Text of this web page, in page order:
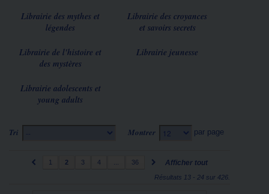
Librairie des mythes et
légendes
Librairie des croyances
et savoirs secrets
Librairie de l'histoire et
des mystères
Librairie jeunesse
Librairie adolescents et
young adults
Tri -- Montrer 12 par page
Afficher tout
1 2 3 4 36
Résultats 13 - 24 sur 426.